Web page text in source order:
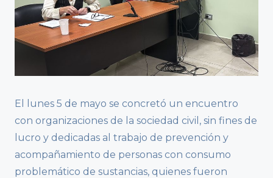
El lunes 5 de mayo se concretó un encuentro
con organizaciones de la sociedad civil, sin fines de
lucro y dedicadas al trabajo de prevención y
acompañamiento de personas con consumo
problemático de sustancias, quienes fueron